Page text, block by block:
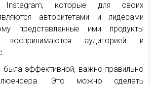
которые для своих
авторитетами и лидерами
представленные ими продукты
воспринимаются аудиторией и
эффективной, важно правильно
Это можно сделать